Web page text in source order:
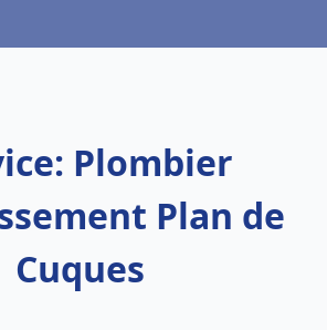
Plombier
Plan de
Cuques